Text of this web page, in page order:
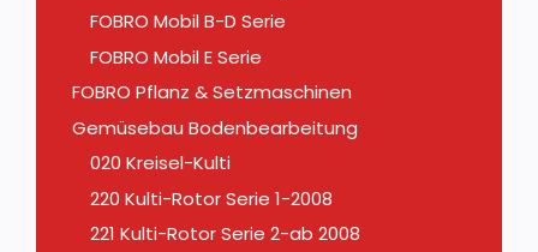
FOBRO Mobil B-D Serie
FOBRO Mobil E Serie
FOBRO Pflanz & Setzmaschinen
Gemüsebau Bodenbearbeitung
020 Kreisel-Kulti
220 Kulti-Rotor Serie 1-2008
221 Kulti-Rotor Serie 2-ab 2008